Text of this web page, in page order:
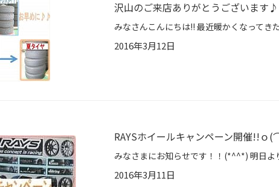
沢山のご来店ありがとうございます
2016年3月12日
RAYSホイールキャンペーン開催!!
2016年3月11日